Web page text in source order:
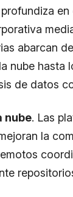
abarcan
nube hasta
de datos
nube. Las
la